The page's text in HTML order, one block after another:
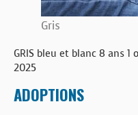
Gris
GRIS bleu et blanc 8 ans
2025
ADOPTIONS